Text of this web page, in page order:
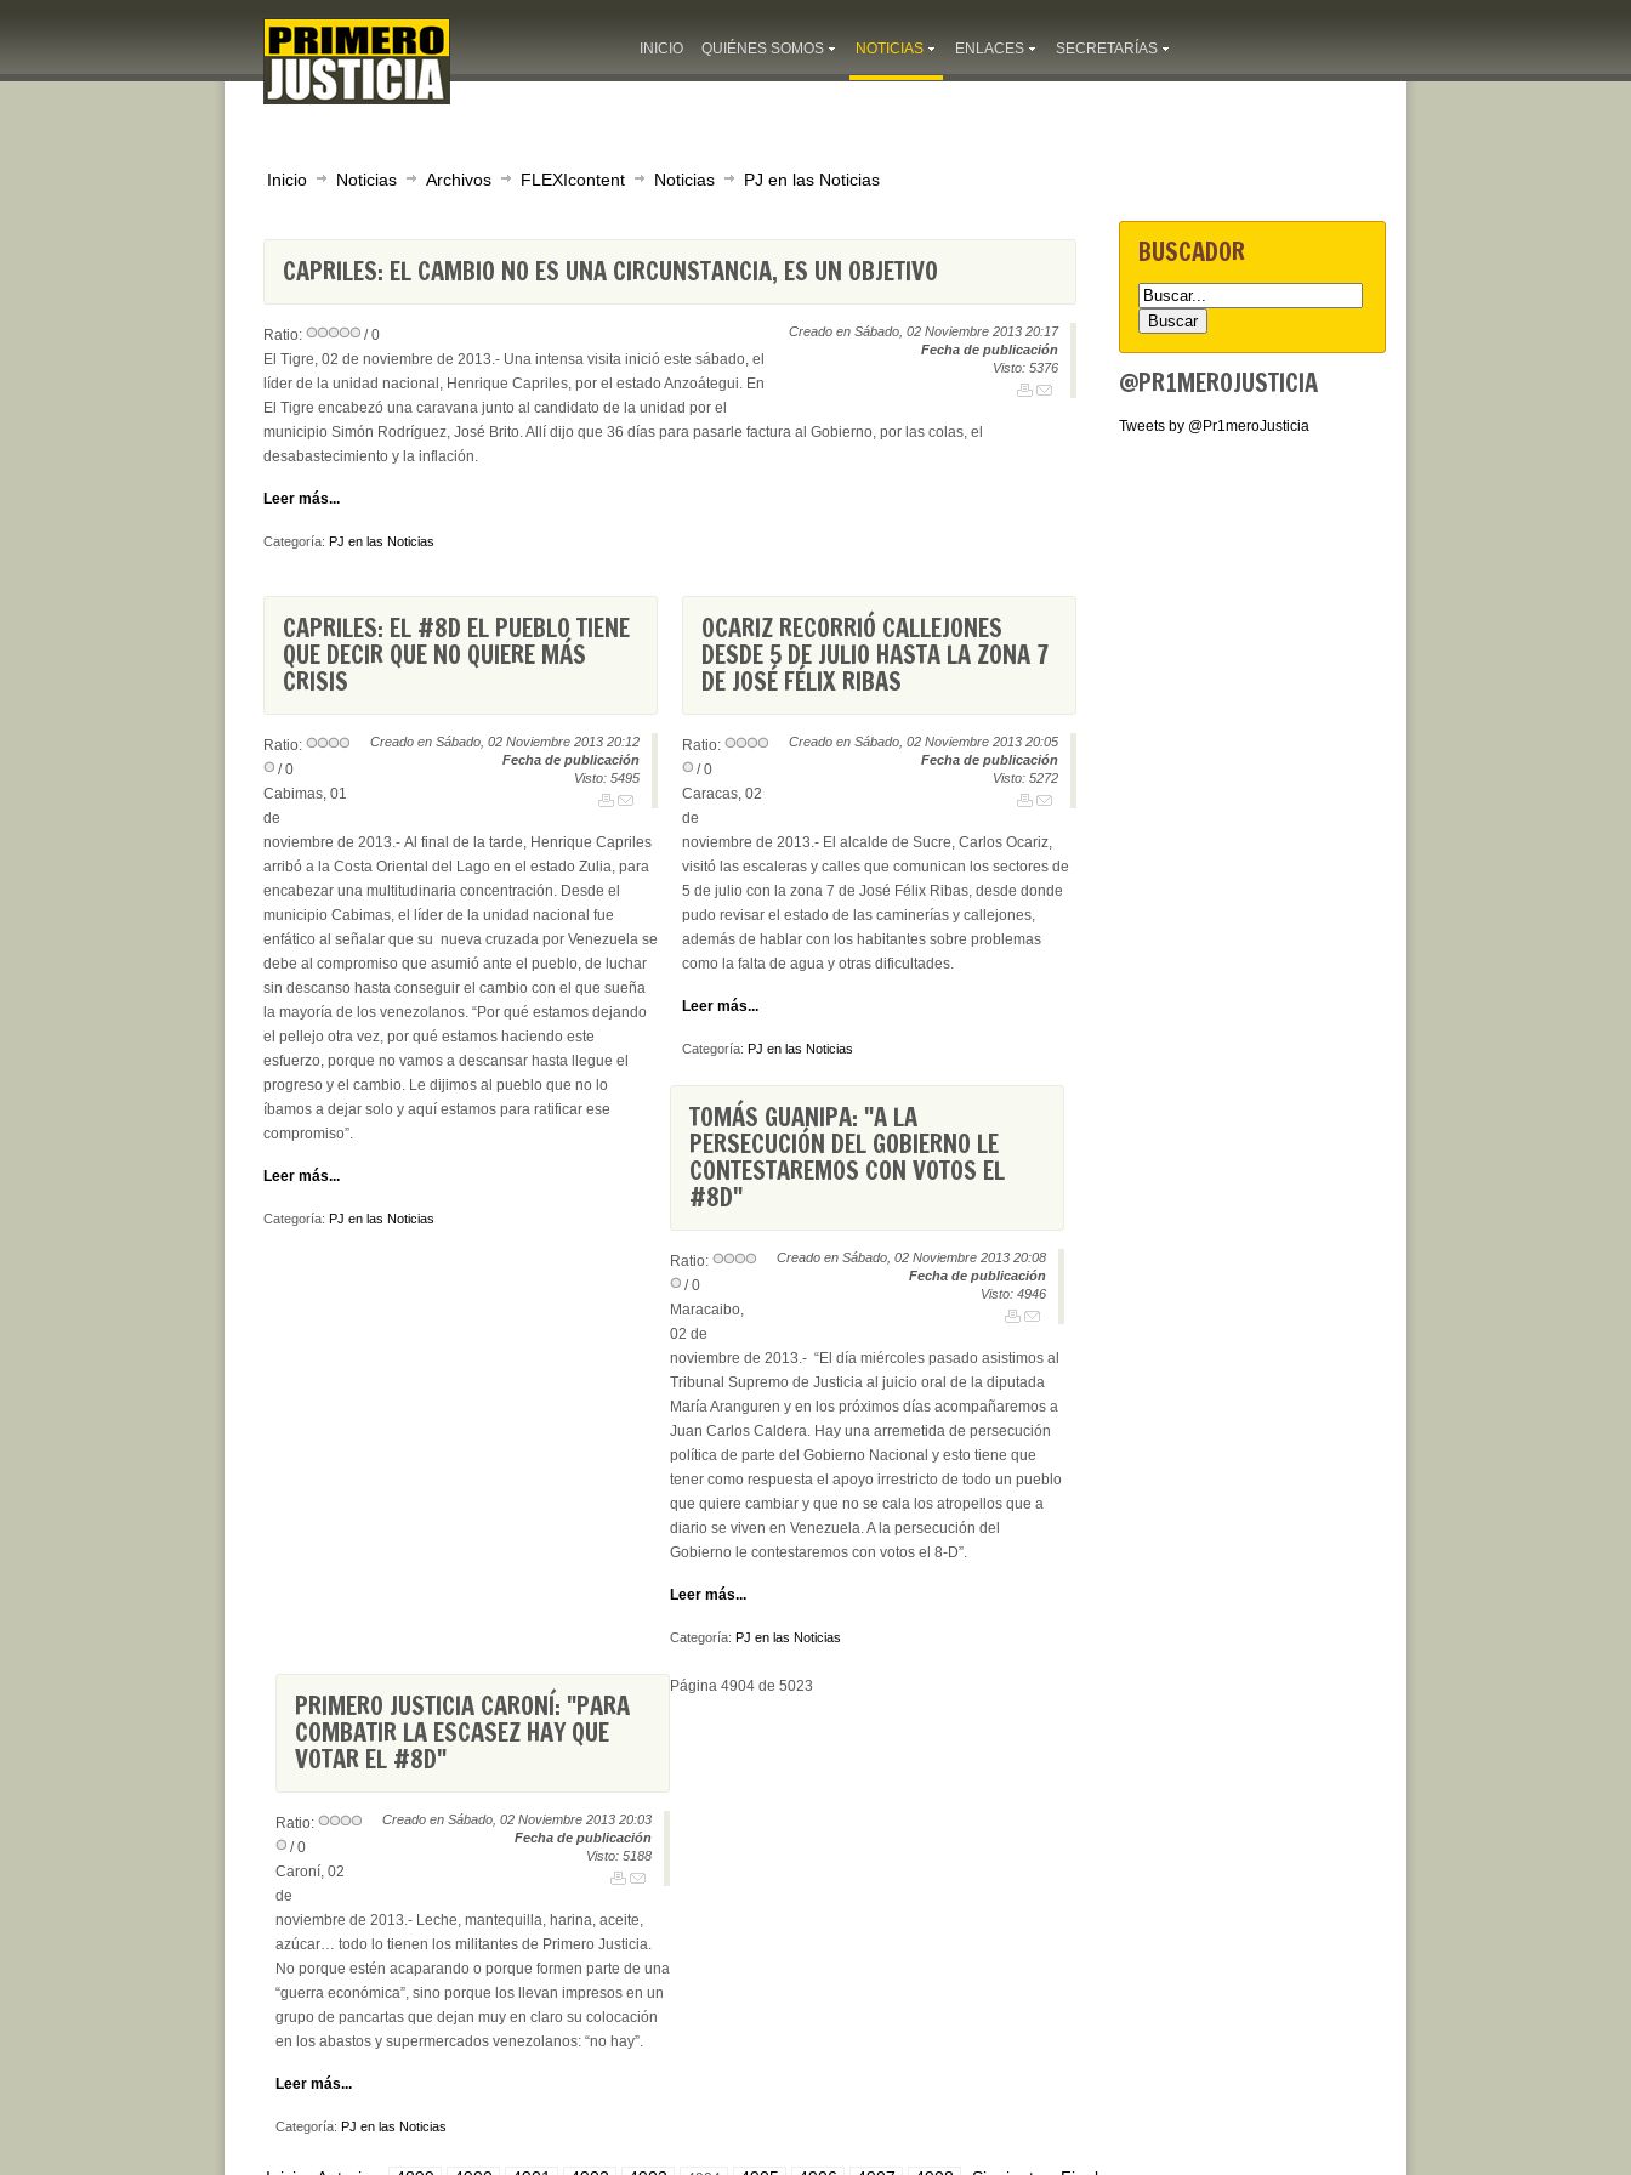
INICIO QUIÉNES SOMOS NOTICIAS ENLACES SECRETARÍAS
Inicio Noticias Archivos FLEXIcontent Noticias PJ en las Noticias
CAPRILES: EL CAMBIO NO ES UNA CIRCUNSTANCIA, ES UN OBJETIVO
Creado en Sábado, 02 Noviembre 2013 20:17
Fecha de publicación
Visto: 5376
Ratio:
/ 0
El Tigre, 02 de noviembre de 2013.- Una intensa visita inició este sábado, el
líder de la unidad nacional, Henrique Capriles, por el estado Anzoátegui. En
El Tigre encabezó una caravana junto al candidato de la unidad por el
municipio Simón Rodríguez, José Brito. Allí dijo que 36 días para pasarle factura al Gobierno, por las colas, el
desabastecimiento y la inflación.
Leer más...
Categoría: PJ en las Noticias
CAPRILES: EL #8D EL PUEBLO TIENE
QUE DECIR QUE NO QUIERE MÁS
CRISIS
Creado en Sábado, 02 Noviembre 2013 20:12
Fecha de publicación
Visto: 5495
Ratio:
/ 0
Cabimas, 01
de
noviembre de 2013.- Al final de la tarde, Henrique Capriles
arribó a la Costa Oriental del Lago en el estado Zulia, para
encabezar una multitudinaria concentración. Desde el
municipio Cabimas, el líder de la unidad nacional fue
enfático al señalar que su nueva cruzada por Venezuela se
debe al compromiso que asumió ante el pueblo, de luchar
sin descanso hasta conseguir el cambio con el que sueña
la mayoría de los venezolanos. “Por qué estamos dejando
el pellejo otra vez, por qué estamos haciendo este
esfuerzo, porque no vamos a descansar hasta llegue el
progreso y el cambio. Le dijimos al pueblo que no lo
íbamos a dejar solo y aquí estamos para ratificar ese
compromiso”.
Leer más...
Categoría: PJ en las Noticias
OCARIZ RECORRIÓ CALLEJONES
DESDE 5 DE JULIO HASTA LA ZONA 7
DE JOSÉ FÉLIX RIBAS
Creado en Sábado, 02 Noviembre 2013 20:05
Fecha de publicación
Visto: 5272
Ratio:
/ 0
Caracas, 02
de
noviembre de 2013.- El alcalde de Sucre, Carlos Ocariz,
visitó las escaleras y calles que comunican los sectores de
5 de julio con la zona 7 de José Félix Ribas, desde donde
pudo revisar el estado de las caminerías y callejones,
además de hablar con los habitantes sobre problemas
como la falta de agua y otras dificultades.
Leer más...
Categoría: PJ en las Noticias
TOMÁS GUANIPA: "A LA
PERSECUCIÓN DEL GOBIERNO LE
CONTESTAREMOS CON VOTOS EL
#8D"
Creado en Sábado, 02 Noviembre 2013 20:08
Fecha de publicación
Visto: 4946
Ratio:
/ 0
Maracaibo,
02 de
noviembre de 2013.- “El día miércoles pasado asistimos al
Tribunal Supremo de Justicia al juicio oral de la diputada
María Aranguren y en los próximos días acompañaremos a
Juan Carlos Caldera. Hay una arremetida de persecución
política de parte del Gobierno Nacional y esto tiene que
tener como respuesta el apoyo irrestricto de todo un pueblo
que quiere cambiar y que no se cala los atropellos que a
diario se viven en Venezuela. A la persecución del
Gobierno le contestaremos con votos el 8-D”.
Leer más...
Categoría: PJ en las Noticias
PRIMERO JUSTICIA CARONÍ: "PARA
COMBATIR LA ESCASEZ HAY QUE
VOTAR EL #8D"
Creado en Sábado, 02 Noviembre 2013 20:03
Fecha de publicación
Visto: 5188
Ratio:
/ 0
Caroní, 02
de
noviembre de 2013.- Leche, mantequilla, harina, aceite,
azúcar… todo lo tienen los militantes de Primero Justicia.
No porque estén acaparando o porque formen parte de una
“guerra económica”, sino porque los llevan impresos en un
grupo de pancartas que dejan muy en claro su colocación
en los abastos y supermercados venezolanos: “no hay”.
Leer más...
Categoría: PJ en las Noticias
Página 4904 de 5023
BUSCADOR
@PR1MEROJUSTICIA
Tweets by @Pr1meroJusticia